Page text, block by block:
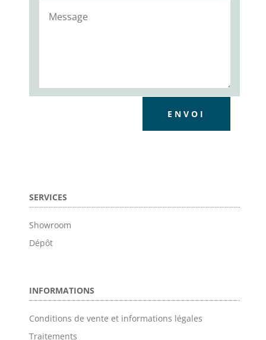
ENVOI
SERVICES
Showroom
Dépôt
INFORMATIONS
Conditions de vente et informations légales
Traitements